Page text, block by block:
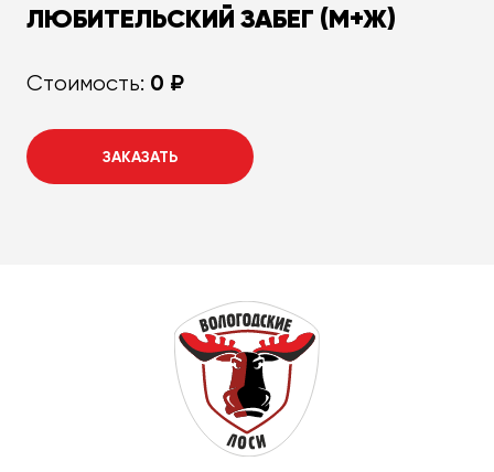
ЛЮБИТЕЛЬСКИЙ ЗАБЕГ (М+Ж)
Стоимость: 0 ₽
ЗАКАЗАТЬ